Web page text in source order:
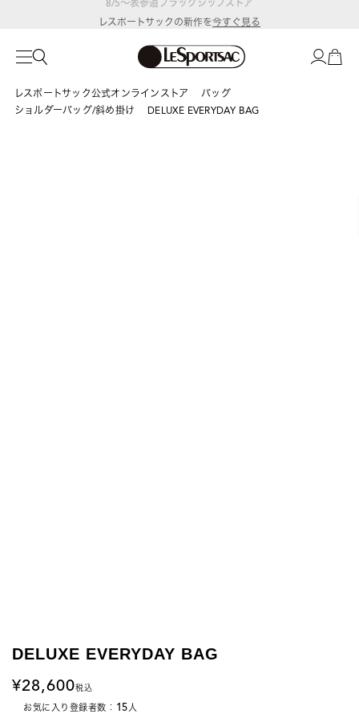
レスポートサックの新作を 今すぐ見る
レスポートサック公式オンラインストア
バッグ
ショルダーバッグ/斜め掛け
DELUXE EVERYDAY BAG
DELUXE EVERYDAY BAG
28,600税込
お気に入り登録者数： 15人